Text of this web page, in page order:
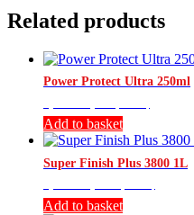
Related products
Power Protect Ultra 250ml
Add to basket
Super Finish Plus 3800 1L
Add to basket